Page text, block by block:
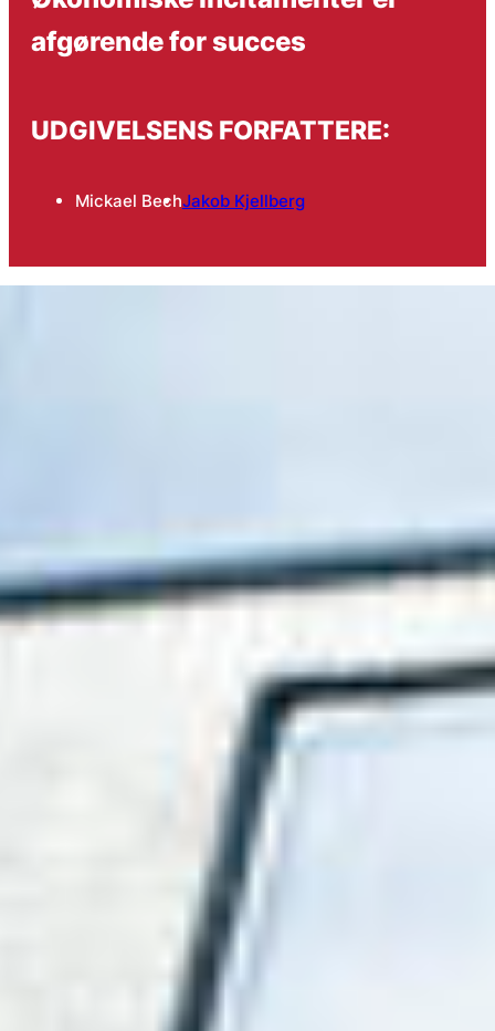
afgørende for succes
UDGIVELSENS FORFATTERE:
Mickael BechJakob Kjellberg